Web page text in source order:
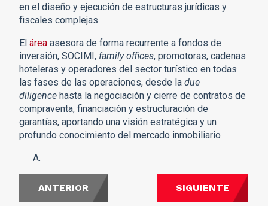
en el diseño y ejecución de estructuras jurídicas y
fiscales complejas.
El área asesora de forma recurrente a fondos de
inversión, SOCIMI, family offices, promotoras, cadenas
hoteleras y operadores del sector turístico en todas
las fases de las operaciones, desde la due
diligence hasta la negociación y cierre de contratos de
compraventa, financiación y estructuración de
garantías, aportando una visión estratégica y un
profundo conocimiento del mercado inmobiliario
ANTERIOR SIGUIENTE